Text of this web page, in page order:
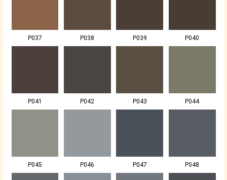
P037 P038 P039 P040
P041 P042 P043 P044
P045 P046 P047 P048